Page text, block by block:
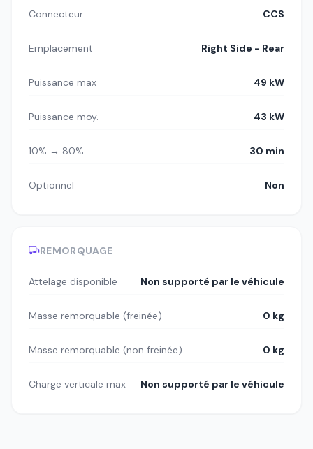
Connecteur CCS
Emplacement Right Side - Rear
Puissance max 49 kW
Puissance moy. 43 kW
10% → 80% 30 min
Optionnel Non
REMORQUAGE
Attelage disponible Non supporté par le véhicule
Masse remorquable (freinée) 0 kg
Masse remorquable (non freinée) 0 kg
Charge verticale max Non supporté par le véhicule